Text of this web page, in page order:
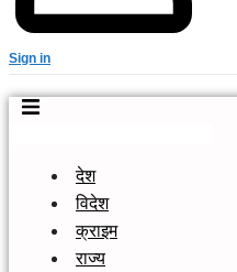
Sign in
देश
विदेश
क्राइम
राज्य